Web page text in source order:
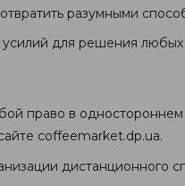
разумными
для решения любых
право в
coffeemarket.dp.ua.
дистанционного